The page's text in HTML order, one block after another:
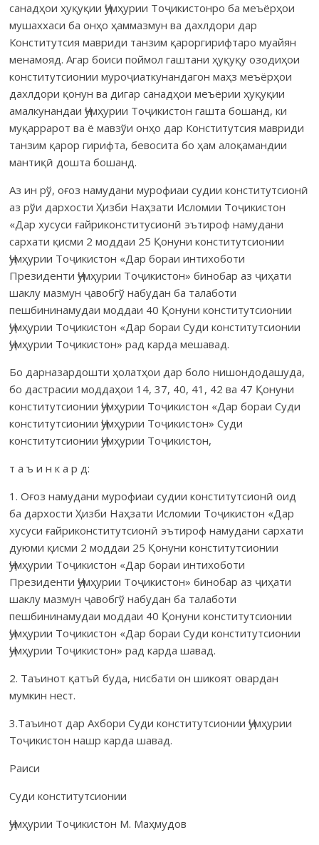
санадҳои ҳуқуқии Ҷумҳурии Тоҷикистонро ба меъёрҳои
мушаххаси ба онҳо ҳаммазмун ва дахлдори дар
Конститутсия мавриди танзим қароргирифтаро муайян
менамояд. Агар боиси поймол гаштани ҳуқуқу озодиҳои
конститутсионии муроҷиаткунандагон маҳз меъёрҳои
дахлдори қонун ва дигар санадҳои меъёрии ҳуқуқии
амалкунандаи Ҷумҳурии Тоҷикистон гашта бошанд, ки
муқаррарот ва ё мавзўи онҳо дар Конститутсия мавриди
танзим қарор гирифта, бевосита бо ҳам алоқамандии
мантиқӣ дошта бошанд.
Аз ин рў, оғоз намудани мурофиаи судии конститутсионӣ
аз рўи дархости Ҳизби Наҳзати Исломии Тоҷикистон
«Дар хусуси ғайриконститусионӣ эътироф намудани
сархати қисми 2 моддаи 25 Қонуни конститутсионии
Ҷумҳурии Тоҷикистон «Дар бораи интихоботи
Президенти Ҷумҳурии Тоҷикистон» бинобар аз ҷиҳати
шаклу мазмун ҷавобгў набудан ба талаботи
пешбининамудаи моддаи 40 Қонуни конститутсионии
Ҷумҳурии Тоҷикистон «Дар бораи Суди конститутсионии
Ҷумҳурии Тоҷикистон» рад карда мешавад.
Бо дарназардошти ҳолатҳои дар боло нишондодашуда,
бо дастрасии моддаҳои 14, 37, 40, 41, 42 ва 47 Қонуни
конститутсионии Ҷумҳурии Тоҷикистон «Дар бораи Суди
конститутсионии Ҷумҳурии Тоҷикистон» Суди
конститутсионии Ҷумҳурии Тоҷикистон,
т а ъ и н к а р д:
1. Оғоз намудани мурофиаи судии конститутсионӣ оид
ба дархости Ҳизби Наҳзати Исломии Тоҷикистон «Дар
хусуси ғайриконститутсионӣ эътироф намудани сархати
дуюми қисми 2 моддаи 25 Қонуни конститутсионии
Ҷумҳурии Тоҷикистон «Дар бораи интихоботи
Президенти Ҷумҳурии Тоҷикистон» бинобар аз ҷиҳати
шаклу мазмун ҷавобгў набудан ба талаботи
пешбининамудаи моддаи 40 Қонуни конститутсионии
Ҷумҳурии Тоҷикистон «Дар бораи Суди конститутсионии
Ҷумҳурии Тоҷикистон» рад карда шавад.
2. Таъинот қатъӣ буда, нисбати он шикоят овардан
мумкин нест.
3.Таъинот дар Ахбори Суди конститутсионии Ҷумҳурии
Тоҷи­кистон нашр карда шавад.
Раиси
Суди конститутсионии
Ҷумҳурии Тоҷикистон М. Маҳмудов